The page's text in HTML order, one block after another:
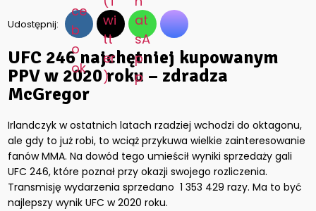
Udostępnij:
UFC 246 najchętniej kupowanym
PPV w 2020 roku – zdradza
McGregor
Irlandczyk w ostatnich latach rzadziej wchodzi do oktagonu,
ale gdy to już robi, to wciąż przykuwa wielkie zainteresowanie
fanów MMA. Na dowód tego umieścił wyniki sprzedaży gali
UFC 246, które poznał przy okazji swojego rozliczenia.
Transmisję wydarzenia sprzedano 1 353 429 razy. Ma to być
najlepszy wynik UFC w 2020 roku.